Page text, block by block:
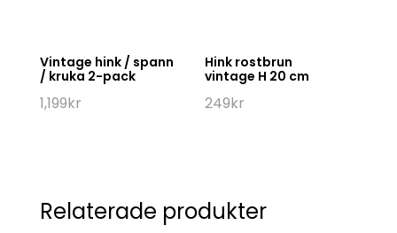
Vintage hink / spann
/ kruka 2-pack
1,199kr
Hink rostbrun
vintage H 20 cm
249kr
Relaterade produkter